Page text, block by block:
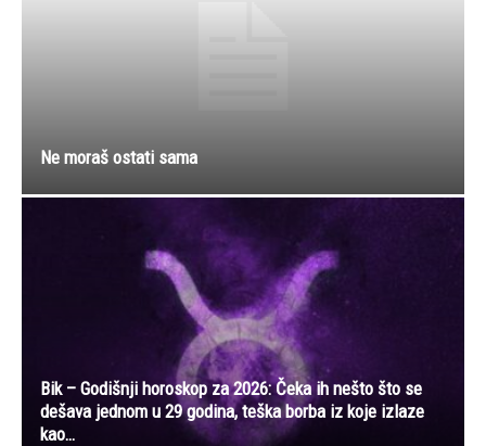
Ne moraš ostati sama
Bik – Godišnji horoskop za 2026: Čeka ih nešto što se
dešava jednom u 29 godina, teška borba iz koje izlaze
kao…